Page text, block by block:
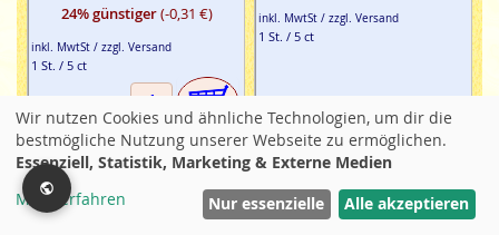
24% günstiger(-0,31 €)
inkl. MwtSt / zzgl. Versand
1 St. / 5 ct
inkl. MwtSt / zzgl. Versand
1 St. / 5 ct
Nicht lieferbar
-24% -40%
Filter
Wir nutzen Cookies und ähnliche Technologien, um dir die
bestmögliche Nutzung unserer Webseite zu ermöglichen.
Essenziell, Statistik, Marketing & Externe Medien
Mehr erfahren
Nur essenzielle Alle akzeptieren